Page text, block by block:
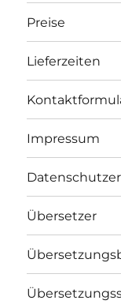
Preise
Lieferzeiten
Impressum
Übersetzer